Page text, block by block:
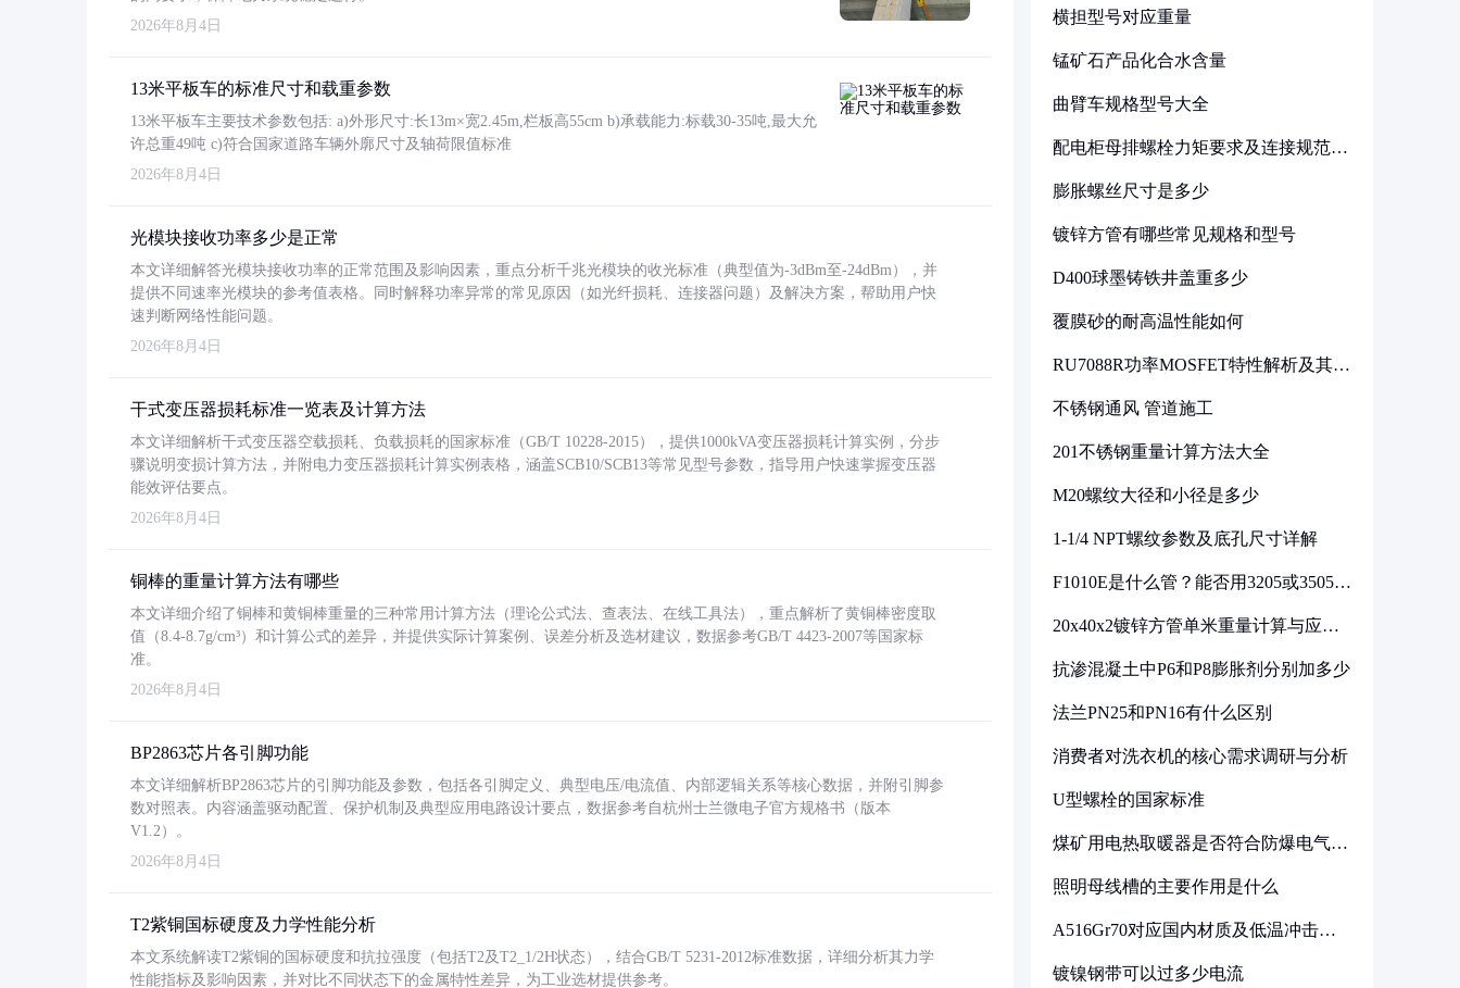
2026年8月4日
13米平板车的标准尺寸和载重参数
13米平板车主要技术参数包括: a)外形尺寸:长13m×宽2.45m,栏板高55cm b)承载能力:标载30-35吨,最大允
许总重49吨 c)符合国家道路车辆外廓尺寸及轴荷限值标准
2026年8月4日
光模块接收功率多少是正常
本文详细解答光模块接收功率的正常范围及影响因素，重点分析千兆光模块的收光标准（典型值为-3dBm至-24dBm），并
提供不同速率光模块的参考值表格。同时解释功率异常的常见原因（如光纤损耗、连接器问题）及解决方案，帮助用户快
速判断网络性能问题。
2026年8月4日
干式变压器损耗标准一览表及计算方法
本文详细解析干式变压器空载损耗、负载损耗的国家标准（GB/T 10228-2015），提供1000kVA变压器损耗计算实例，分步
骤说明变损计算方法，并附电力变压器损耗计算实例表格，涵盖SCB10/SCB13等常见型号参数，指导用户快速掌握变压器
能效评估要点。
2026年8月4日
铜棒的重量计算方法有哪些
本文详细介绍了铜棒和黄铜棒重量的三种常用计算方法（理论公式法、查表法、在线工具法），重点解析了黄铜棒密度取
值（8.4-8.7g/cm³）和计算公式的差异，并提供实际计算案例、误差分析及选材建议，数据参考GB/T 4423-2007等国家标
准。
2026年8月4日
BP2863芯片各引脚功能
本文详细解析BP2863芯片的引脚功能及参数，包括各引脚定义、典型电压/电流值、内部逻辑关系等核心数据，并附引脚参
数对照表。内容涵盖驱动配置、保护机制及典型应用电路设计要点，数据参考自杭州士兰微电子官方规格书（版本
V1.2）。
2026年8月4日
T2紫铜国标硬度及力学性能分析
本文系统解读T2紫铜的国标硬度和抗拉强度（包括T2及T2_1/2H状态），结合GB/T 5231-2012标准数据，详细分析其力学
性能指标及影响因素，并对比不同状态下的金属特性差异，为工业选材提供参考。
横担型号对应重量
锰矿石产品化合水含量
曲臂车规格型号大全
配电柜母排螺栓力矩要求及连接规范详
膨胀螺丝尺寸是多少
镀锌方管有哪些常见规格和型号
D400球墨铸铁井盖重多少
覆膜砂的耐高温性能如何
RU7088R功率MOSFET特性解析及其在
不锈钢通风 管道施工
201不锈钢重量计算方法大全
M20螺纹大径和小径是多少
1-1/4 NPT螺纹参数及底孔尺寸详解
F1010E是什么管？能否用3205或3505代
20x40x2镀锌方管单米重量计算与应用
抗渗混凝土中P6和P8膨胀剂分别加多少
法兰PN25和PN16有什么区别
消费者对洗衣机的核心需求调研与分析
U型螺栓的国家标准
煤矿用电热取暖器是否符合防爆电气设
照明母线槽的主要作用是什么
A516Gr70对应国内材质及低温冲击要
镀镍钢带可以过多少电流